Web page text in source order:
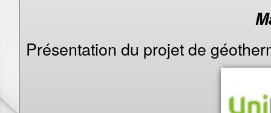
Présentation du projet de